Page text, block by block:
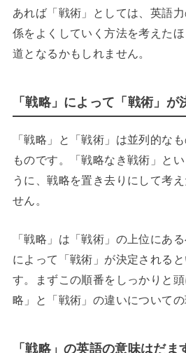
あれば「戦術」としては、英語
係をよくしていく方法を考えた
道となるかもしれません。
「戦略」によって「戦術」が
「戦略」と「戦術」は並列的な
ものです。「戦略なき戦術」と
うに、戦略を置き去りにして考
せん。
「戦略」は「戦術」の上位にあ
によって「戦術」が決定される
す。まずこの順番をしっかりと
略」と「戦術」の違いについての
「戦略」の英語の意味はだま